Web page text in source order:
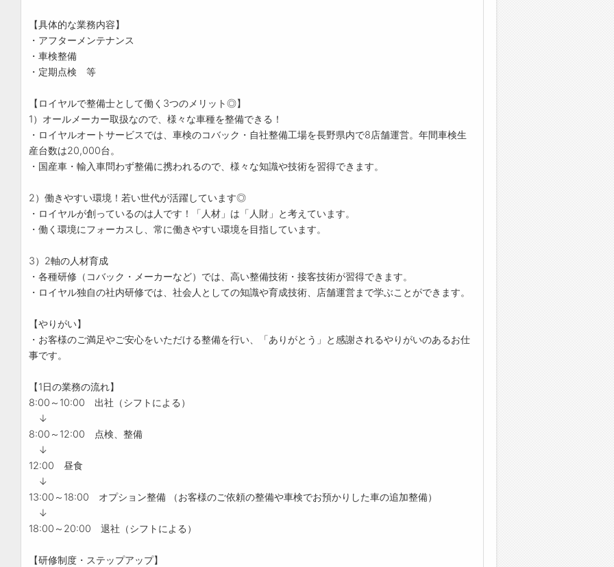
【具体的な業務内容】
・アフターメンテナンス
・車検整備
・定期点検 等
【ロイヤルで整備士として働く3つのメリット◎】
1）オールメーカー取扱なので、様々な車種を整備できる！
・ロイヤルオートサービスでは、車検のコバック・自社整備工場を長野県内で8店舗運営。年間車検生
産台数は20,000台。
・国産車・輸入車問わず整備に携われるので、様々な知識や技術を習得できます。
2）働きやすい環境！若い世代が活躍しています◎
・ロイヤルが創っているのは人です！「人材」は「人財」と考えています。
・働く環境にフォーカスし、常に働きやすい環境を目指しています。
3）2軸の人材育成
・各種研修（コバック・メーカーなど）では、高い整備技術・接客技術が習得できます。
・ロイヤル独自の社内研修では、社会人としての知識や育成技術、店舗運営まで学ぶことができます。
【やりがい】
・お客様のご満足やご安心をいただける整備を行い、「ありがとう」と感謝されるやりがいのあるお仕
事です。
【1日の業務の流れ】
8:00～10:00 出社（シフトによる）
↓
8:00～12:00 点検、整備
↓
12:00 昼食
↓
13:00～18:00 オプション整備 （お客様のご依頼の整備や車検でお預かりした車の追加整備）
↓
18:00～20:00 退社（シフトによる）
【研修制度・ステップアップ】